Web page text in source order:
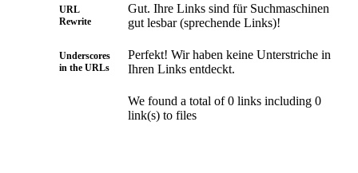
URL
Rewrite
Gut. Ihre Links sind für Suchmaschinen
gut lesbar (sprechende Links)!
Underscores
in the URLs
Perfekt! Wir haben keine Unterstriche in
Ihren Links entdeckt.
We found a total of 0 links including 0
link(s) to files